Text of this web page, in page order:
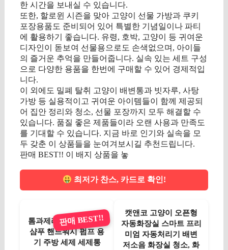
한 시간을 보내실 수 있습니다.
또한, 할로윈 시즌을 맞아 고양이 선물 가방과 쿠키
포장용품도 준비되어 있어 특별한 기념일이나 파티
에 활용하기 좋습니다. 유령, 호박, 고양이 등 귀여운
디자인이 돋보여 선물용으로도 손색없으며, 아이들
의 즐거운 추억을 만들어줍니다. 실속 있는 세트 구성
으로 다양한 용품을 한번에 구매할 수 있어 경제적입
니다.
이 외에도 밀폐 탈취 고양이 배변통과 빗자루, 사탕
가방 등 실용적이고 귀여운 아이템들이 함께 제공되
어 집안 정리와 청소, 선물 포장까지 모두 해결할 수
있습니다. 품질 좋은 제품들이라 오랜 사용과 만족도
를 기대할 수 있습니다. 지금 바로 인기와 실속을 모
두 갖춘 이 상품들을 눈여겨보시길 추천드립니다.
판매 BEST!! 이 배지 상품을 놓
최저가 찬스, 카드로 확인!
톰과제리공병 디스펜서
샴푸 핸드워시 펌프 용
기 주방 세제 세제통
판매 BEST!!
캣앤코 고양이 오픈형
자동화장실 스마트 프리
미엄 자동처리기 배변
저소음 화장실 청소, 화